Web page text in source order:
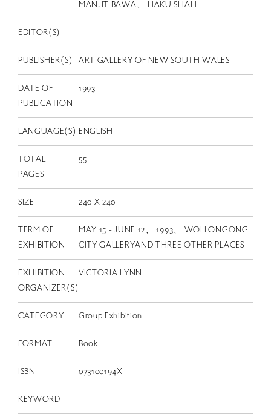
MANJIT BAWA、 HAKU SHAH
EDITOR(S)
PUBLISHER(S) ART GALLERY OF NEW SOUTH WALES
DATE OF
PUBLICATION
1993
LANGUAGE(S) ENGLISH
TOTAL
PAGES
55
SIZE 240 X 240
TERM OF
EXHIBITION
MAY 15 - JUNE 12、 1993、 WOLLONGONG
CITY GALLERYAND THREE OTHER PLACES
EXHIBITION
ORGANIZER(S)
VICTORIA LYNN
CATEGORY Group Exhibition
FORMAT Book
ISBN 073100194X
KEYWORD